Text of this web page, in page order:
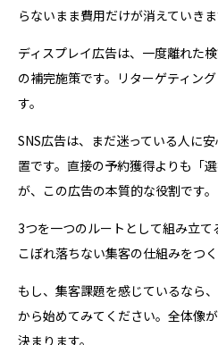
らないまま費用だけが消えていきま
ディスプレイ広告は、一度離れた
の補完施策です。リターゲティン
す。
SNS広告は、まだ迷っている人に
置です。直接の予約獲得よりも「
が、この広告の本質的な役割です。
3つを一つのルートとして組み立
こぼれ落ちない集客の仕組みをつく
もし、集客課題を感じているなら
から始めてみてください。全体像
決まります。